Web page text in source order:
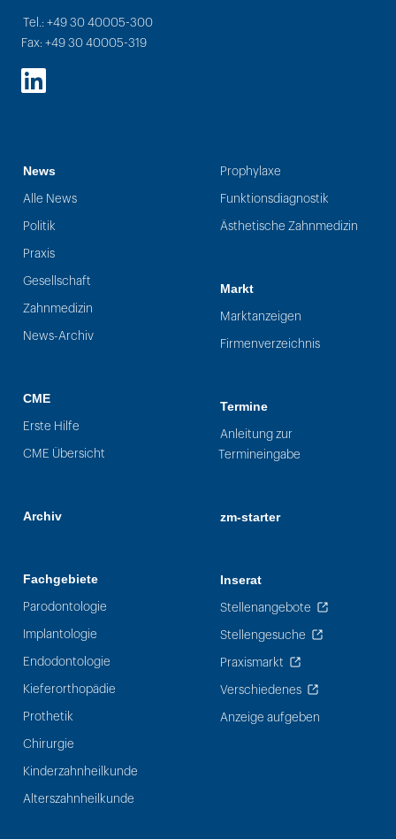
Tel.: +49 30 40005-300
Fax: +49 30 40005-319
LinkedIn
News
Alle News
Politik
Praxis
Gesellschaft
Zahnmedizin
News-Archiv
CME
Erste Hilfe
CME Übersicht
Archiv
Fachgebiete
Parodontologie
Implantologie
Endodontologie
Kieferorthopädie
Prothetik
Chirurgie
Kinderzahnheilkunde
Alterszahnheilkunde
Prophylaxe
Funktionsdiagnostik
Ästhetische Zahnmedizin
Markt
Marktanzeigen
Firmenverzeichnis
Termine
Anleitung zur
Termineingabe
zm-starter
Inserat
Stellenangebote
Stellengesuche
Praxismarkt
Verschiedenes
Anzeige aufgeben